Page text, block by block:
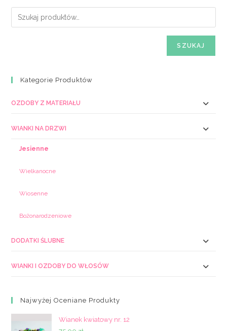
SZUKAJ
Kategorie Produktów
OZDOBY Z MATERIAŁU
WIANKI NA DRZWI
Jesienne
Wielkanocne
Wiosenne
Bożonarodzeniowe
DODATKI ŚLUBNE
WIANKI I OZDOBY DO WŁOSÓW
Najwyżej Oceniane Produkty
Wianek kwiatowy nr. 12